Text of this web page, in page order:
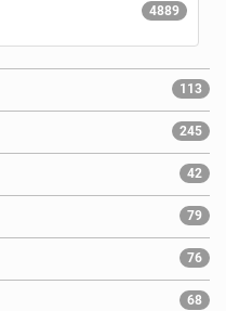
4889
113
245
42
79
76
68